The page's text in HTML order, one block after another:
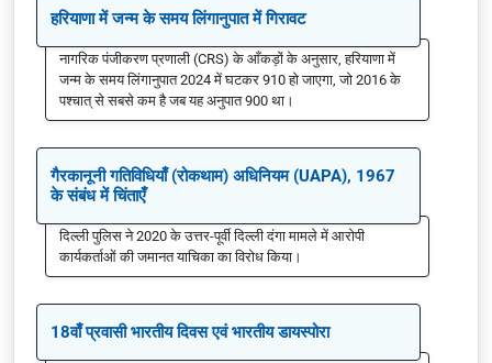
हरियाणा में जन्म के समय लिंगानुपात में गिरावट
नागरिक पंजीकरण प्रणाली (CRS) के आँकड़ों के अनुसार, हरियाणा में
जन्म के समय लिंगानुपात 2024 में घटकर 910 हो जाएगा, जो 2016 के
पश्चात् से सबसे कम है जब यह अनुपात 900 था।
गैरकानूनी गतिविधियाँ (रोकथाम) अधिनियम (UAPA), 1967
के संबंध में चिंताएँ
दिल्ली पुलिस ने 2020 के उत्तर-पूर्वी दिल्ली दंगा मामले में आरोपी
कार्यकर्ताओं की जमानत याचिका का विरोध किया।
18वाँ प्रवासी भारतीय दिवस एवं भारतीय डायस्पोरा